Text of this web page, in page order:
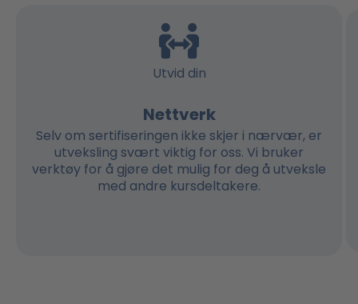
Utvid din
Nettverk
Selv om sertifiseringen ikke skjer i nærvær, er
utveksling svært viktig for oss. Vi bruker
verktøy for å gjøre det mulig for deg å utveksle
med andre kursdeltakere.